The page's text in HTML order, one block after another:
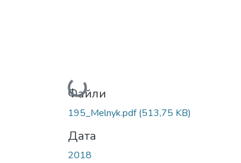
Вантажиться...
Файли
195_Melnyk.pdf(513,75 KB)
Дата
2018